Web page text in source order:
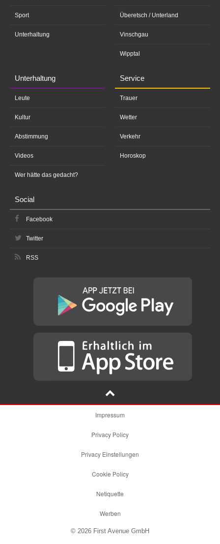
Sport
Unterhaltung
Überetsch / Unterland
Vinschgau
Wipptal
Unterhaltung
Leute
Kultur
Abstimmung
Videos
Wer hätte das gedacht?
Service
Trauer
Wetter
Verkehr
Horoskop
Social
Facebook
Twitter
RSS
Impressum
Privacy Policy
Privacy Einstellungen
Cookie Policy
Netiquette
Werben
© 2026 First Avenue GmbH